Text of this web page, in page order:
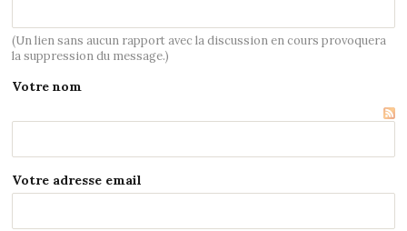
(Un lien sans aucun rapport avec la discussion en cours provoquera
la suppression du message.)
Votre nom
Votre adresse email